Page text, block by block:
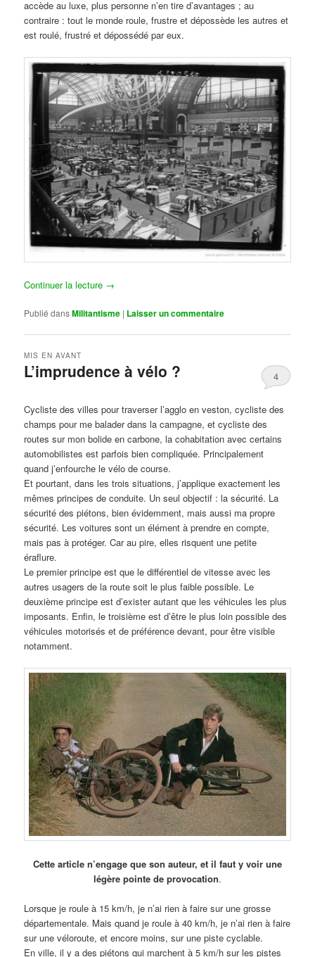
accède au luxe, plus personne n’en tire d’avantages ; au
contraire : tout le monde roule, frustre et dépossède les autres et
est roulé, frustré et dépossédé par eux.
Continuer la lecture →
Publié dansMilitantisme | Laisser un commentaire
L’imprudence à vélo ?
MIS EN AVANT
4
Cycliste des villes pour traverser l’agglo en veston, cycliste des
champs pour me balader dans la campagne, et cycliste des
routes sur mon bolide en carbone, la cohabitation avec certains
automobilistes est parfois bien compliquée. Principalement
quand j’enfourche le vélo de course.
Et pourtant, dans les trois situations, j’applique exactement les
mêmes principes de conduite. Un seul objectif : la sécurité. La
sécurité des piétons, bien évidemment, mais aussi ma propre
sécurité. Les voitures sont un élément à prendre en compte,
mais pas à protéger. Car au pire, elles risquent une petite
éraflure.
Le premier principe est que le différentiel de vitesse avec les
autres usagers de la route soit le plus faible possible. Le
deuxième principe est d’exister autant que les véhicules les plus
imposants. Enfin, le troisième est d’être le plus loin possible des
véhicules motorisés et de préférence devant, pour être visible
notamment.
Cette article n’engage que son auteur, et il faut y voir une
légère pointe de provocation.
Lorsque je roule à 15 km/h, je n’ai rien à faire sur une grosse
départementale. Mais quand je roule à 40 km/h, je n’ai rien à faire
sur une véloroute, et encore moins, sur une piste cyclable.
En ville, il y a des piétons qui marchent à 5 km/h sur les pistes